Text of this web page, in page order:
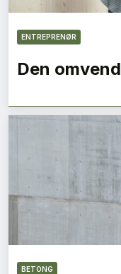
ENTREPRENØR
Den
BETONG